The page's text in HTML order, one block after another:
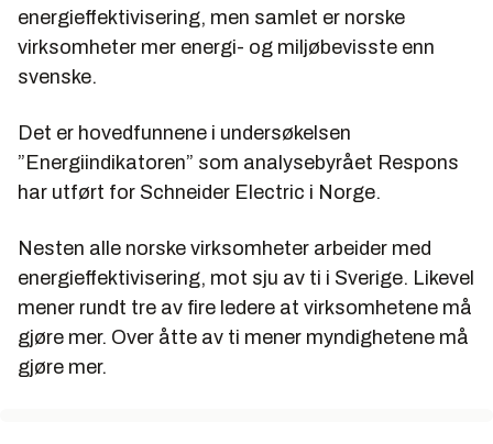
energieffektivisering, men samlet er norske
virksomheter mer energi- og miljøbevisste enn
svenske.
Det er hovedfunnene i undersøkelsen
”Energiindikatoren” som analysebyrået Respons
har utført for Schneider Electric i Norge.
Nesten alle norske virksomheter arbeider med
energieffektivisering, mot sju av ti i Sverige. Likevel
mener rundt tre av fire ledere at virksomhetene må
gjøre mer. Over åtte av ti mener myndighetene må
gjøre mer.